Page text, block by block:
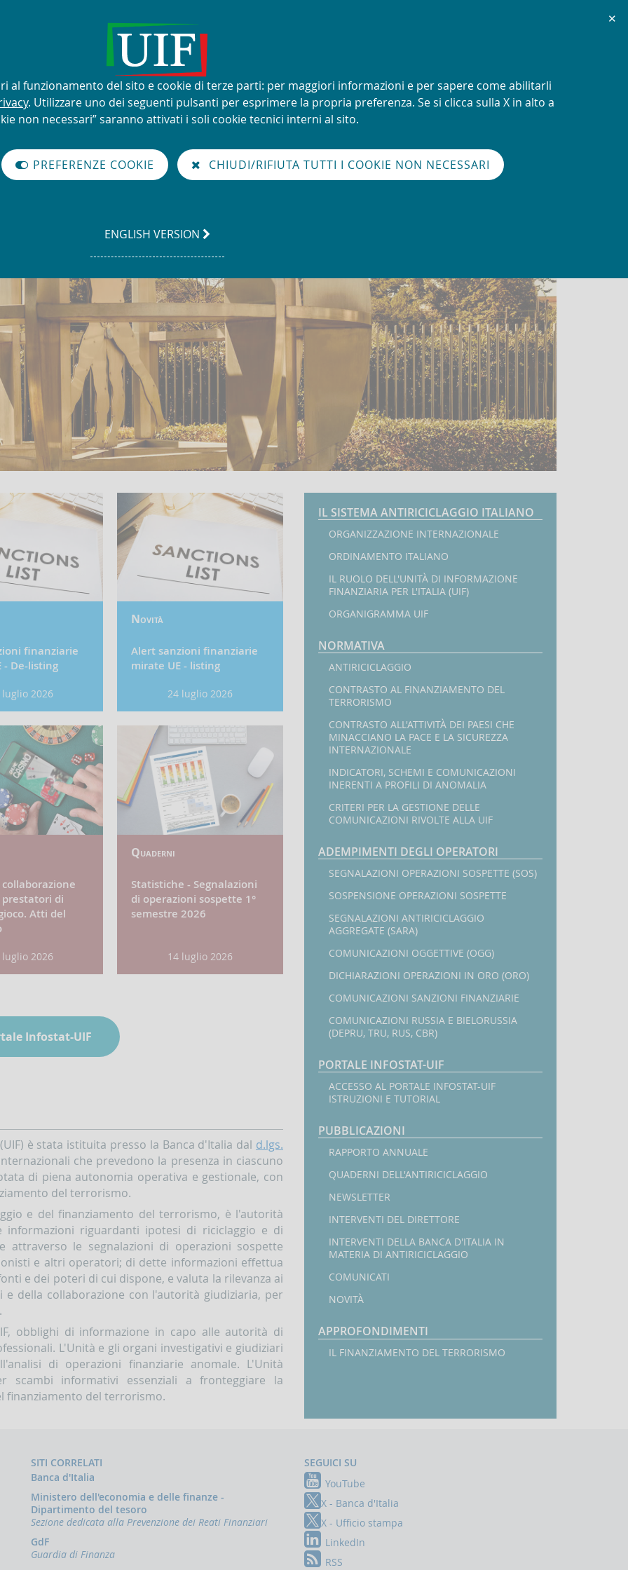
improprio del nome e del
di Informazione Finanziaria per l'Italia
finanziarie
- De-listing
luglio 2026
Novità
Alert sanzioni finanziarie
mirate UE - listing
Data
24 luglio 2026
collaborazione
di
Atti del
luglio 2026
Quaderni
Statistiche - Segnalazioni
di operazioni sospette 1°
semestre 2026
Data
14 luglio 2026
Infostat-UIF
è stata istituita presso la Banca d'Italia dal d.lgs.
che prevedono la presenza in ciascuno
di piena autonomia operativa e gestionale, con
del terrorismo.
e del finanziamento del terrorismo, è l'autorità
riguardanti ipotesi di riciclaggio e di
attraverso le segnalazioni di operazioni sospette
e altri operatori; di dette informazioni effettua
e dei poteri di cui dispone, e valuta la rilevanza ai
della collaborazione con l'autorità giudiziaria, per
obblighi di informazione in capo alle autorità di
L'Unità e gli organi investigativi e giudiziari
di operazioni finanziarie anomale. L'Unità
scambi informativi essenziali a fronteggiare la
finanziamento del terrorismo.
Navigazione
sei
Home
IL SISTEMA ANTIRICICLAGGIO ITALIANO
ORGANIZZAZIONE INTERNAZIONALE
ORDINAMENTO ITALIANO
IL RUOLO DELL'UNITÀ DI INFORMAZIONE
FINANZIARIA PER L'ITALIA (UIF)
ORGANIGRAMMA UIF
NORMATIVA
ANTIRICICLAGGIO
CONTRASTO AL FINANZIAMENTO DEL
TERRORISMO
CONTRASTO ALL'ATTIVITÀ DEI PAESI CHE
MINACCIANO LA PACE E LA SICUREZZA
INTERNAZIONALE
INDICATORI, SCHEMI E COMUNICAZIONI
INERENTI A PROFILI DI ANOMALIA
CRITERI PER LA GESTIONE DELLE
COMUNICAZIONI RIVOLTE ALLA UIF
ADEMPIMENTI DEGLI OPERATORI
SEGNALAZIONI OPERAZIONI SOSPETTE (SOS)
SOSPENSIONE OPERAZIONI SOSPETTE
SEGNALAZIONI ANTIRICICLAGGIO
AGGREGATE (SARA)
COMUNICAZIONI OGGETTIVE (OGG)
DICHIARAZIONI OPERAZIONI IN ORO (ORO)
COMUNICAZIONI SANZIONI FINANZIARIE
COMUNICAZIONI RUSSIA E BIELORUSSIA
(DEPRU, TRU, RUS, CBR)
PORTALE INFOSTAT-UIF
ACCESSO AL PORTALE INFOSTAT-UIF
ISTRUZIONI E TUTORIAL
PUBBLICAZIONI
RAPPORTO ANNUALE
QUADERNI DELL'ANTIRICICLAGGIO
NEWSLETTER
INTERVENTI DEL DIRETTORE
INTERVENTI DELLA BANCA D'ITALIA IN
MATERIA DI ANTIRICICLAGGIO
COMUNICATI
NOVITÀ
APPROFONDIMENTI
IL FINANZIAMENTO DEL TERRORISMO
SITI CORRELATI
Banca d'Italia
Ministero dell'economia e delle finanze -
Dipartimento del tesoro
Sezione dedicata alla Prevenzione dei Reati Finanziari
GdF
Guardia di Finanza
SEGUICI SU
YouTube
X - Banca d'Italia
X - Ufficio stampa
LinkedIn
RSS
✕
al funzionamento del sito e cookie di terze parti: per maggiori informazioni e per sapere come abilitarli
. Utilizzare uno dei seguenti pulsanti per esprimere la propria preferenza. Se si clicca sulla X in alto a
non necessari” saranno attivati i soli cookie tecnici interni al sito.
PREFERENZE COOKIE CHIUDI/RIFIUTA TUTTI I COOKIE NON NECESSARI
GO
ENGLISH VERSION